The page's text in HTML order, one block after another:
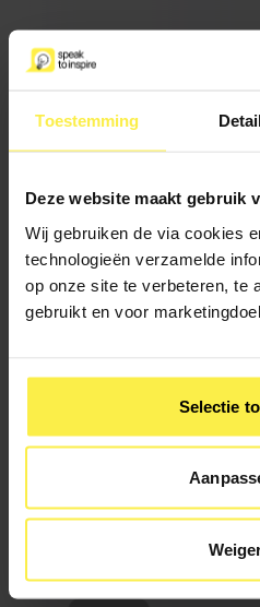
Toestemming
Deze website maakt gebruik
Wij gebruiken de via cookies
technologieën verzamelde
op onze site te verbeteren, te
gebruikt en voor
Selectie
“Het ging super. Ik vond
om doen. Super dank voor
het moment tegemoet
plezier aan beleefd heb. En
Wij geven